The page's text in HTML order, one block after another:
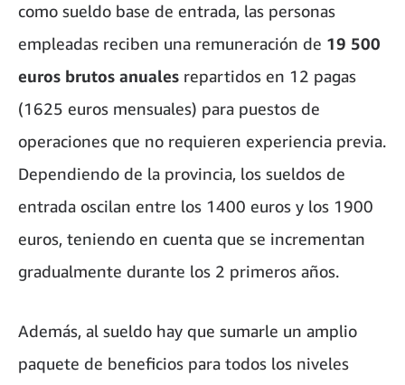
como sueldo base de entrada, las personas
empleadas reciben una remuneración de 19 500
euros brutos anuales repartidos en 12 pagas
(1625 euros mensuales) para puestos de
operaciones que no requieren experiencia previa.
Dependiendo de la provincia, los sueldos de
entrada oscilan entre los 1400 euros y los 1900
euros, teniendo en cuenta que se incrementan
gradualmente durante los 2 primeros años.
Además, al sueldo hay que sumarle un amplio
paquete de beneficios para todos los niveles